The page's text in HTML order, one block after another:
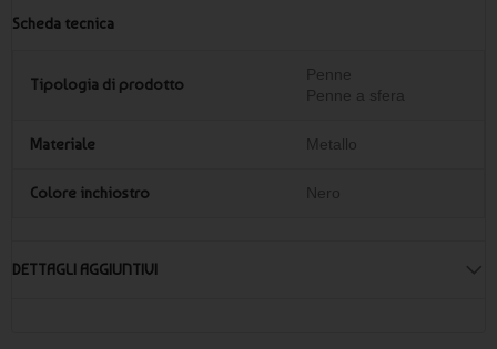
Scheda tecnica
Tipologia di prodotto
Penne
Penne a sfera
Materiale Metallo
Colore inchiostro Nero
DETTAGLI AGGIUNTIVI